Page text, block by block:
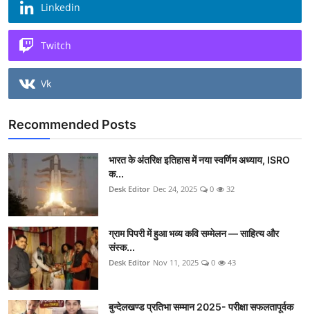
Linkedin
Twitch
Vk
Recommended Posts
भारत के अंतरिक्ष इतिहास में नया स्वर्णिम अध्याय, ISRO
क...
Desk Editor Dec 24, 2025 0 32
ग्राम पिपरी में हुआ भव्य कवि सम्मेलन — साहित्य और
संस्क...
Desk Editor Nov 11, 2025 0 43
बुन्देलखण्ड प्रतिभा सम्मान 2025- परीक्षा सफलतापूर्वक